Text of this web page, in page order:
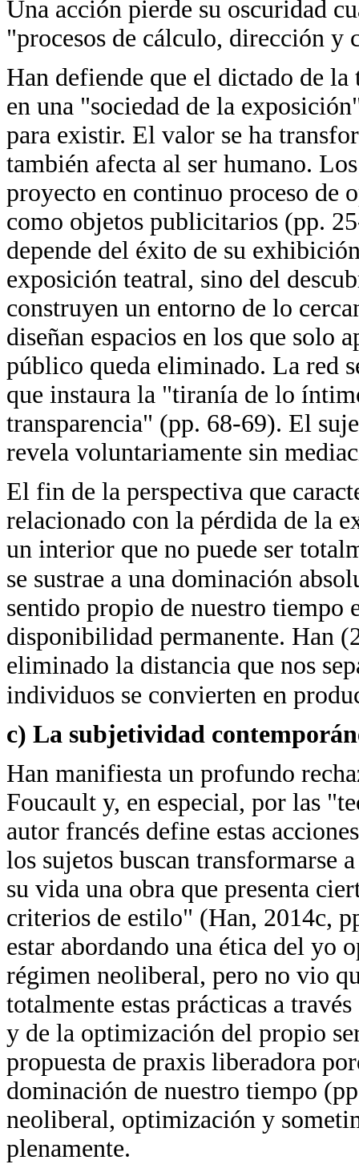
Una acción pierde su oscuridad
"procesos de cálculo, dirección y
Han defiende que el dictado de
en una "sociedad de la
para existir. El valor se ha
también afecta al ser humano.
proyecto en continuo proceso de
como objetos publicitarios (pp.
depende del éxito de su
exposición teatral, sino del
construyen un entorno de lo
diseñan espacios en los que solo
público queda eliminado. La red
que instaura la "tiranía de lo
transparencia" (pp. 68-69). El
revela voluntariamente sin
El fin de la perspectiva que
relacionado con la pérdida de la
un interior que no puede ser
se sustrae a una dominación
sentido propio de nuestro tiempo
disponibilidad permanente. Han
eliminado la distancia que nos
individuos se convierten en
c) La subjetividad
Han manifiesta un profundo
Foucault y, en especial, por las
autor francés define estas
los sujetos buscan transformarse
su vida una obra que presenta
criterios de estilo" (Han, 2014c,
estar abordando una ética del yo
régimen neoliberal, pero no vio
totalmente estas prácticas a
y de la optimización del propio
propuesta de praxis liberadora
dominación de nuestro tiempo
neoliberal, optimización y
plenamente.